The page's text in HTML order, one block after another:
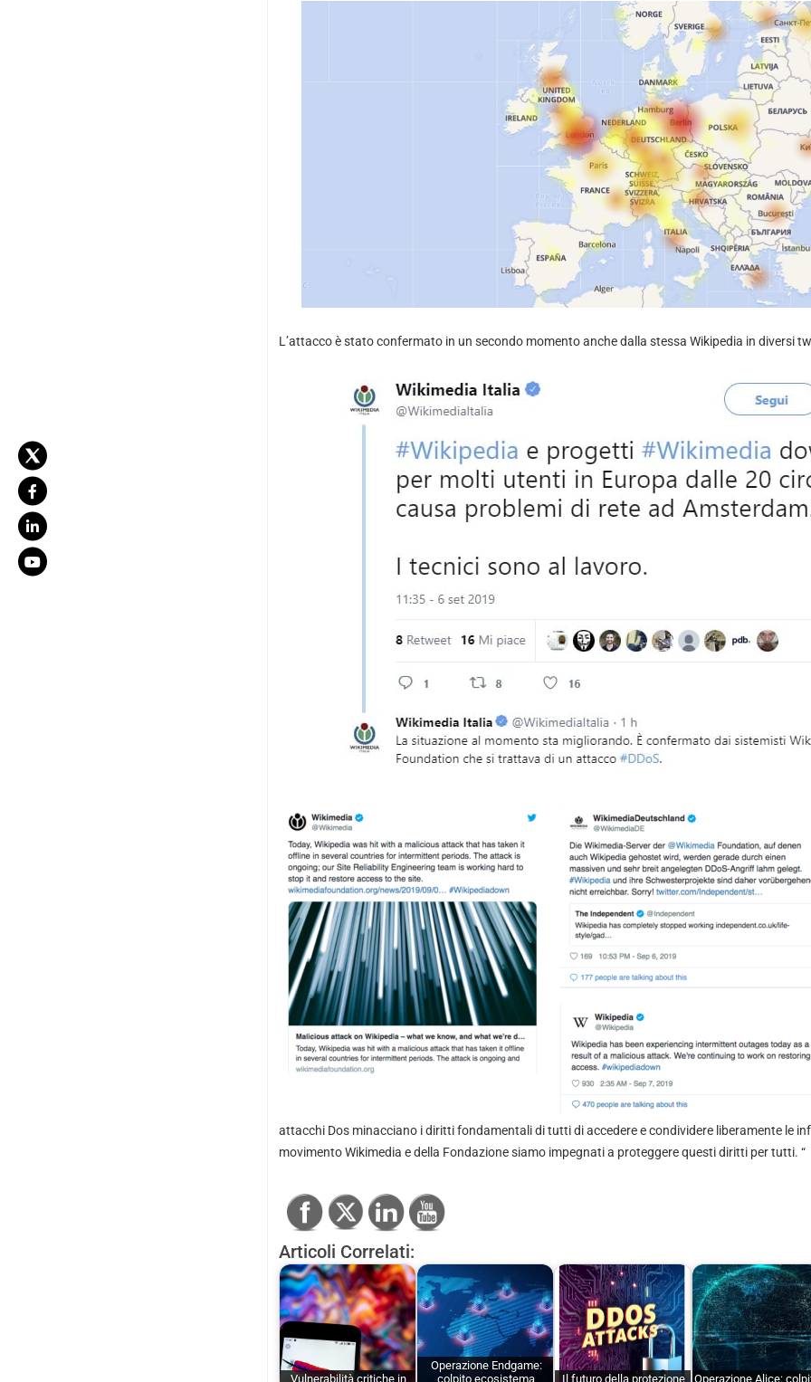
L’attacco è stato confermato in un secondo momento anche dalla stessa Wikipedia in diversi
attacchi Dos minacciano i diritti fondamentali di tutti di accedere e condividere liberamente le
movimento Wikimedia e della Fondazione siamo impegnati a proteggere questi diritti per tutti. “
Articoli Correlati:
Vulnerabilità critiche in
Operazione Endgame:
colpito ecosistema
Il futuro della protezione Operazione Alice: